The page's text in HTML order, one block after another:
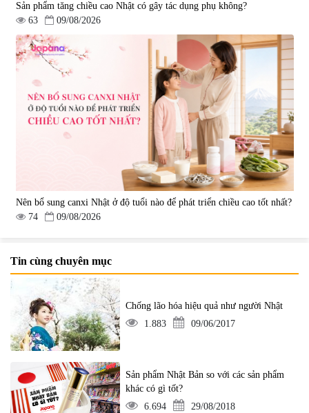
Sản phẩm tăng chiều cao Nhật có gây tác dụng phụ không?
63
09/08/2026
Nên bổ sung canxi Nhật ở độ tuổi nào để phát triển chiều cao tốt nhất?
74
09/08/2026
Tin cùng chuyên mục
Chống lão hóa hiệu quả như người Nhật
1.883
09/06/2017
Sản phẩm Nhật Bản so với các sản phẩm
khác có gì tốt?
6.694
29/08/2018